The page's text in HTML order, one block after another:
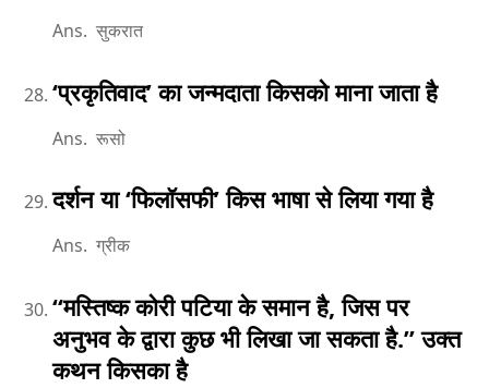
Ans. सुकरात
‘प्रकृतिवाद’ का जन्मदाता किसको माना जाता है
Ans. रूसो
दर्शन या ‘फिलॉसफी’ किस भाषा से लिया गया है
Ans. ग्रीक
‘‘मस्तिष्क कोरी पटिया के समान है, जिस पर
अनुभव के द्वारा कुछ भी लिखा जा सकता है.’’ उक्त
कथन किसका है